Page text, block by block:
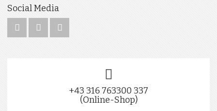
Social Media
+43 316 763300 337
(Online-Shop)